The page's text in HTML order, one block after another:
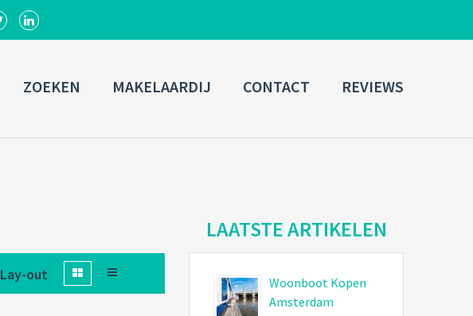
Username
Connect with:
Forgot
password? SIGN IN
ZOEKEN MAKELAARDIJ CONTACT REVIEWS
Lay-out
LAATSTE ARTIKELEN
Woonboot Kopen
Amsterdam